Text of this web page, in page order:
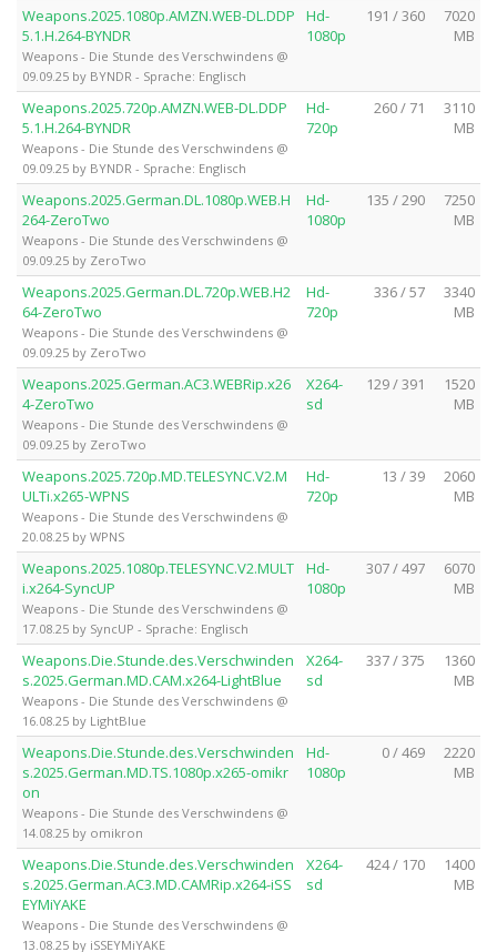
Weapons.2025.1080p.AMZN.WEB-DL.DDP
5.1.H.264-BYNDR
Weapons - Die Stunde des Verschwindens @
09.09.25 by BYNDR - Sprache: Englisch
Hd-
1080p
191 / 360
7020
MB
Weapons.2025.720p.AMZN.WEB-DL.DDP
5.1.H.264-BYNDR
Weapons - Die Stunde des Verschwindens @
09.09.25 by BYNDR - Sprache: Englisch
Hd-
720p
260 / 71
3110
MB
Weapons.2025.German.DL.1080p.WEB.H
264-ZeroTwo
Weapons - Die Stunde des Verschwindens @
09.09.25 by ZeroTwo
Hd-
1080p
135 / 290
7250
MB
Weapons.2025.German.DL.720p.WEB.H2
64-ZeroTwo
Weapons - Die Stunde des Verschwindens @
09.09.25 by ZeroTwo
Hd-
720p
336 / 57
3340
MB
Weapons.2025.German.AC3.WEBRip.x26
4-ZeroTwo
Weapons - Die Stunde des Verschwindens @
09.09.25 by ZeroTwo
X264-
sd
129 / 391
1520
MB
Weapons.2025.720p.MD.TELESYNC.V2.M
ULTi.x265-WPNS
Weapons - Die Stunde des Verschwindens @
20.08.25 by WPNS
Hd-
720p
13 / 39
2060
MB
Weapons.2025.1080p.TELESYNC.V2.MULT
i.x264-SyncUP
Weapons - Die Stunde des Verschwindens @
17.08.25 by SyncUP - Sprache: Englisch
Hd-
1080p
307 / 497
6070
MB
Weapons.Die.Stunde.des.Verschwinden
s.2025.German.MD.CAM.x264-LightBlue
Weapons - Die Stunde des Verschwindens @
16.08.25 by LightBlue
X264-
sd
337 / 375
1360
MB
Weapons.Die.Stunde.des.Verschwinden
s.2025.German.MD.TS.1080p.x265-omikr
on
Weapons - Die Stunde des Verschwindens @
14.08.25 by omikron
Hd-
1080p
0 / 469
2220
MB
Weapons.Die.Stunde.des.Verschwinden
s.2025.German.AC3.MD.CAMRip.x264-iSS
EYMiYAKE
Weapons - Die Stunde des Verschwindens @
13.08.25 by iSSEYMiYAKE
X264-
sd
424 / 170
1400
MB